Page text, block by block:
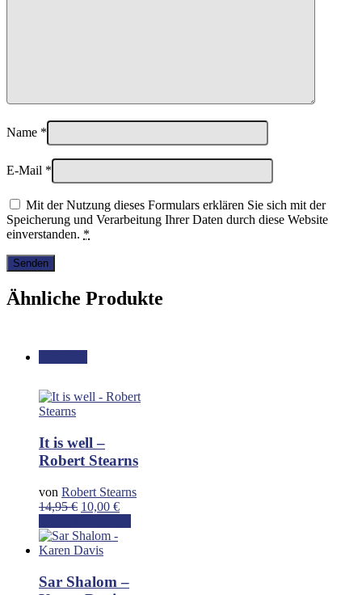
Name *
E-Mail *
Mit der Nutzung dieses Formulars erklären Sie sich mit der
Speicherung und Verarbeitung Ihrer Daten durch diese Website
einverstanden. *
Ähnliche Produkte
It is well –
Robert Stearns
von Robert Stearns
14,95€ Ursprünglicher
war:
14,95 €
10,00 €Aktueller
Sar Shalom –